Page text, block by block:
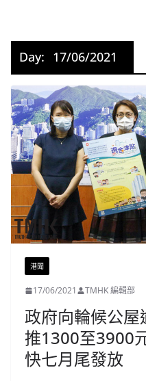
Day: 17/06/2021
港聞
17/06/2021 TMHK 編輯部
政府向輪候公
推1300至3900
快七月尾發放